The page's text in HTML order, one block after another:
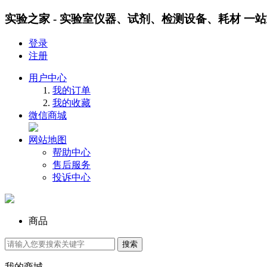
实验之家 - 实验室仪器、试剂、检测设备、耗材 一
登录
注册
用户中心
我的订单
我的收藏
微信商城
网站地图
帮助中心
售后服务
投诉中心
商品